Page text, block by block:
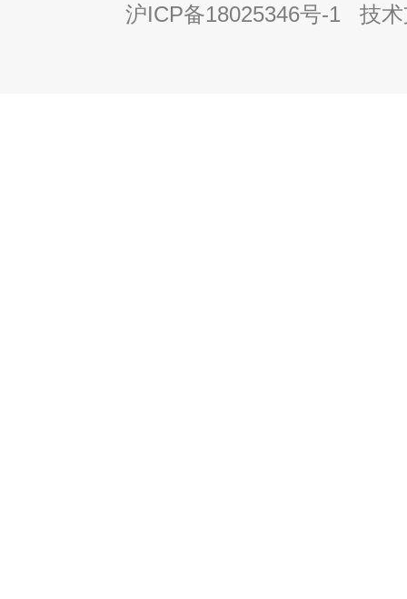
沪ICP备18025346号-1 技术